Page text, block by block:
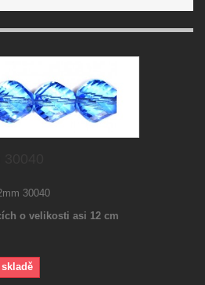
30040
o velikosti asi 12 cm